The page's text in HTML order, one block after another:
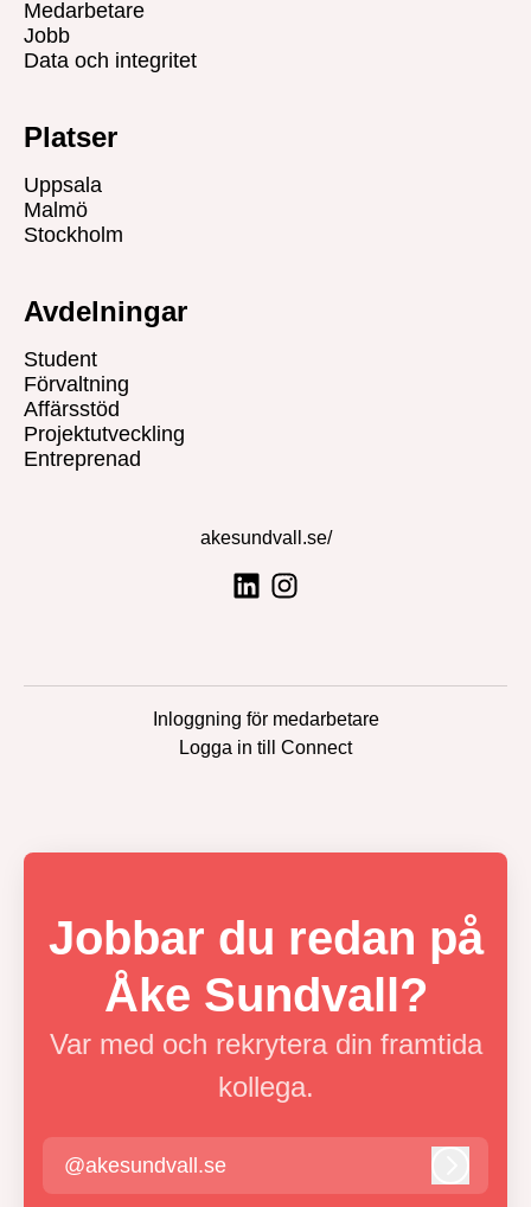
Medarbetare
Jobb
Data och integritet
Platser
Uppsala
Malmö
Stockholm
Avdelningar
Student
Förvaltning
Affärsstöd
Projektutveckling
Entreprenad
akesundvall.se/
Inloggning för medarbetare
Logga in till Connect
Jobbar du redan på
Åke Sundvall?
Var med och rekrytera din framtida
kollega.
@akesundvall.se